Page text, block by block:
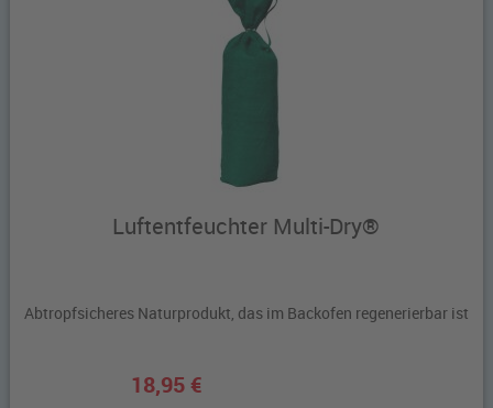
Luftentfeuchter Multi-Dry®
Abtropfsicheres Naturprodukt, das im Backofen regenerierbar ist
18,95 €